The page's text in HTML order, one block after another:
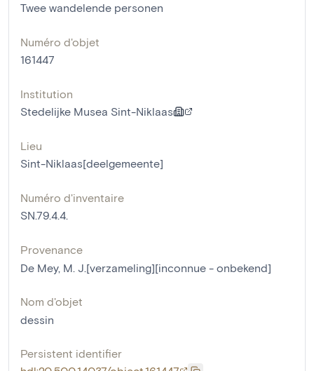
Twee wandelende personen
Numéro d'objet
161447
Institution
Stedelijke Musea Sint-Niklaas
Lieu
Sint-Niklaas[deelgemeente]
Numéro d'inventaire
SN.79.4.4.
Provenance
De Mey, M. J.[verzameling][inconnue - onbekend]
Nom d'objet
dessin
Persistent identifier